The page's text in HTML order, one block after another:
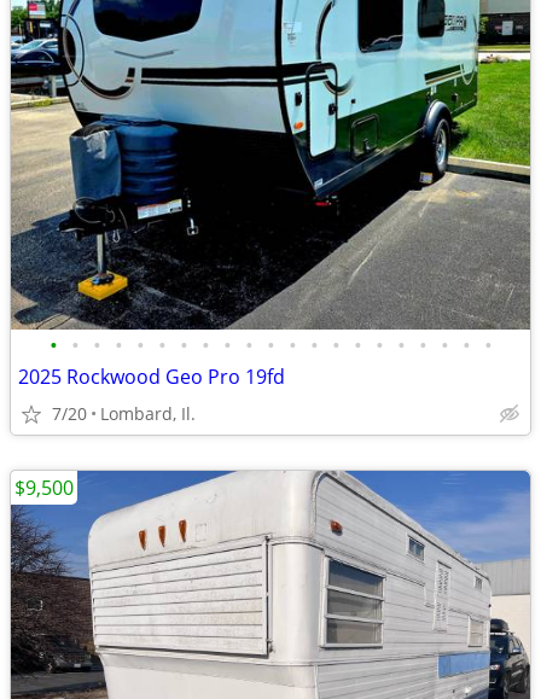
• • • • • • • • • • • • • • • • • • • • •
2025 Rockwood Geo Pro 19fd
7/20 Lombard, Il.
$9,500